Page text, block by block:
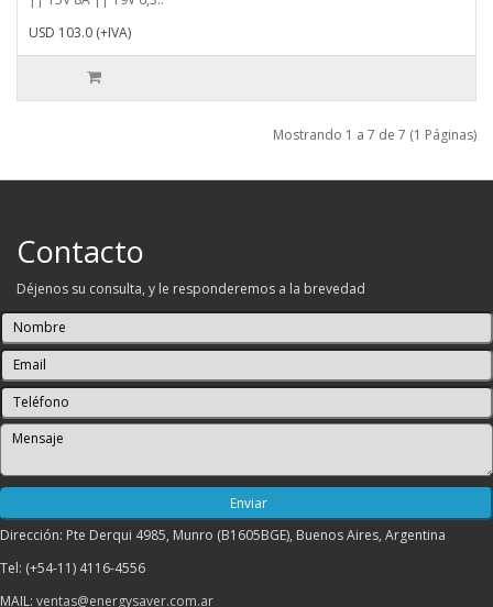
USD 103.0 (+IVA)
Mostrando 1 a 7 de 7 (1 Páginas)
Contacto
Déjenos su consulta, y le responderemos a la brevedad
Dirección: Pte Derqui 4985, Munro (B1605BGE), Buenos Aires, Argentina
Tel: (+54-11) 4116-4556
MAIL: ventas@energysaver.com.ar